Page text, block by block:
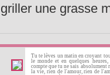
une grasse